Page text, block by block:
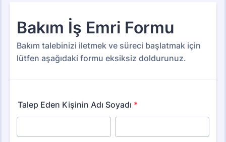
Form Şablonları Hizmet Formları Bakım Formları
Bakım Formları
44 Şablon